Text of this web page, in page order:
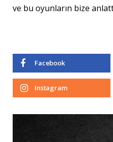
ve bu oyunların bize
Facebook
Instagram